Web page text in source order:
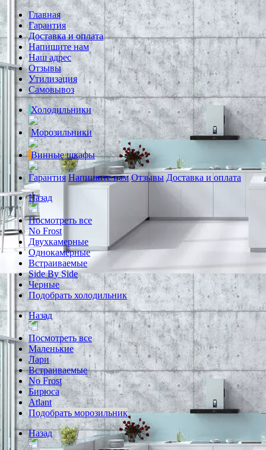
Главная
Гарантия
Доставка и оплата
Напишите нам
Наш адрес
Отзывы
Утилизация
Самовывоз
Холодильники
Морозильники
Винные шкафы
Гарантия Напишите нам Отзывы Доставка и оплата
Назад
Посмотреть все
No Frost
Двухкамерные
Однокамерные
Встраиваемые
Side By Side
Черные
Подобрать холодильник
Назад
Посмотреть все
Маленькие
Лари
Встраиваемые
No Frost
Бирюса
Atlant
Подобрать морозильник
Назад